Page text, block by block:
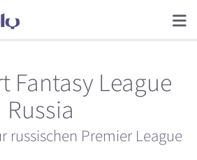
Fantasy League
Russia
russischen Premier League